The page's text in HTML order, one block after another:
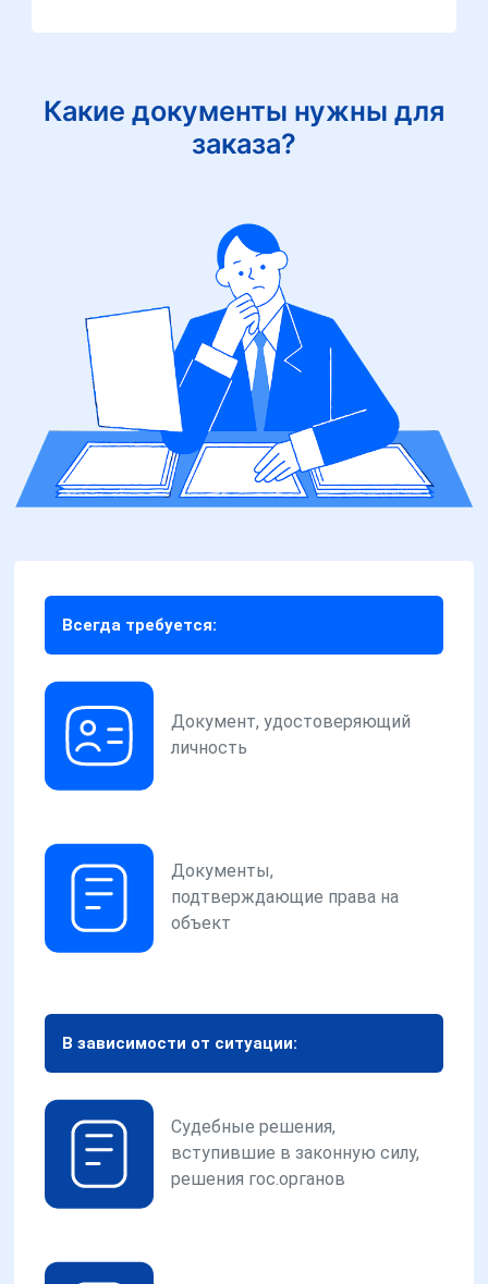
Какие документы нужны для
заказа?
Всегда требуется:
Документ, удостоверяющий
личность
Документы,
подтверждающие права на
объект
В зависимости от ситуации:
Судебные решения,
вступившие в законную силу,
решения гос.органов